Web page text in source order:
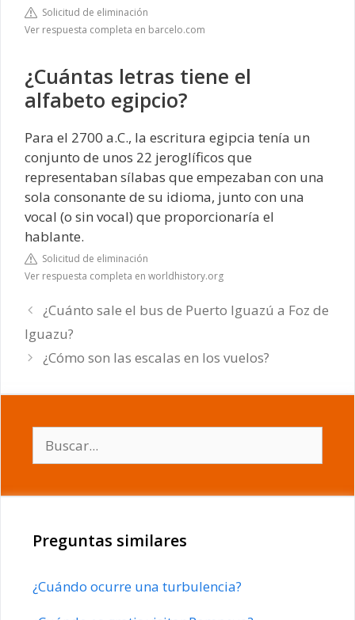
Solicitud de eliminación
Ver respuesta completa en barcelo.com
¿Cuántas letras tiene el
alfabeto egipcio?
Para el 2700 a.C., la escritura egipcia tenía un
conjunto de unos 22 jeroglíficos que
representaban sílabas que empezaban con una
sola consonante de su idioma, junto con una
vocal (o sin vocal) que proporcionaría el
hablante.
Solicitud de eliminación
Ver respuesta completa en worldhistory.org
¿Cuánto sale el bus de Puerto Iguazú a Foz de
Iguazu?
¿Cómo son las escalas en los vuelos?
Preguntas similares
¿Cuándo ocurre una turbulencia?